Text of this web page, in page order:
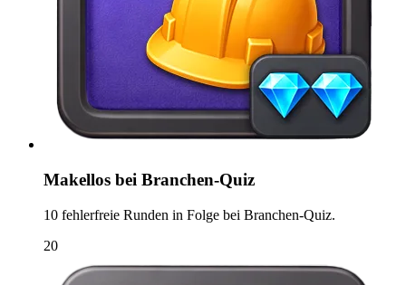
Makellos bei Branchen-Quiz
10 fehlerfreie Runden in Folge bei Branchen-Quiz.
20